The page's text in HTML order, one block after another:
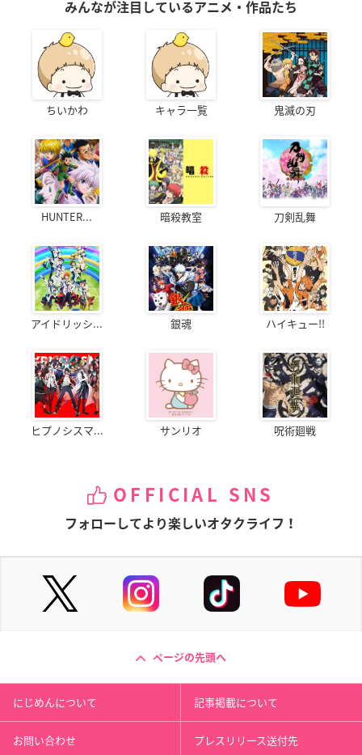
みんなが注目しているアニメ・作品たち
ちいかわ キャラ一覧 鬼滅の刃
HUNTER... 暗殺教室 刀剣乱舞
アイドリッシ... 銀魂 ハイキュー!!
ヒプノシスマ... サンリオ 呪術廻戦
OFFICIAL SNS
フォローしてより楽しいオタクライフ！
ページの先頭へ
にじめんについて 記事掲載について
お問い合わせ プレスリリース送付先